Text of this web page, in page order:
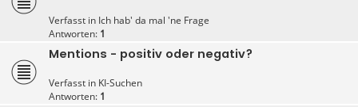
Verfasst in Ich hab' da mal 'ne Frage
Antworten: 1
Mentions - positiv oder negativ?
Verfasst in KI-Suchen
Antworten: 1